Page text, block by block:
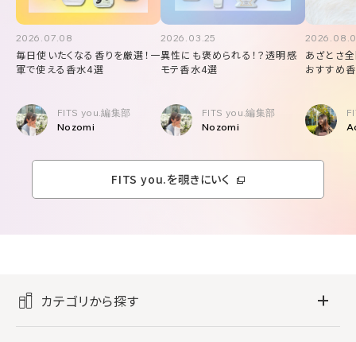
2026.07.08
毎日使いたくなる香りを厳選！一
軍で使える香水4選
FITS you.編集部
Nozomi
2026.03.25
異性にも褒められる！？透明感
モテ香水4選
FITS you.編集部
Nozomi
あざとさ
おすすめ
FITS you.を覗きにいく
カテゴリから探す